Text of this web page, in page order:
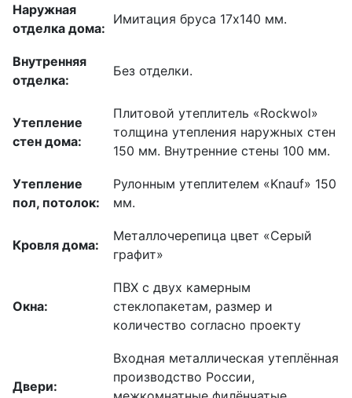
Наружная
отделка дома:
Имитация бруса 17х140 мм.
Внутренняя
отделка:
Без отделки.
Утепление
стен дома:
Плитовой утеплитель «Rockwol»
толщина утепления наружных стен
150 мм. Внутренние стены 100 мм.
Утепление
пол, потолок:
Рулонным утеплителем «Knauf» 150
мм.
Кровля дома:
Металлочерепица цвет «Серый
графит»
Окна:
ПВХ с двух камерным
стеклопакетам, размер и
количество согласно проекту
Двери:
Входная металлическая утеплённая
производство России,